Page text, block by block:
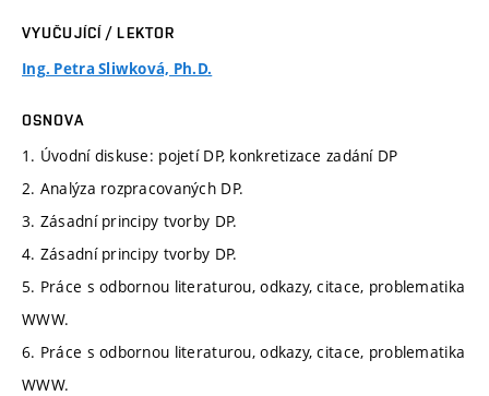
VYUČUJÍCÍ / LEKTOR
Ing. Petra Sliwková, Ph.D.
OSNOVA
1. Úvodní diskuse: pojetí DP, konkretizace zadání DP
2. Analýza rozpracovaných DP.
3. Zásadní principy tvorby DP.
4. Zásadní principy tvorby DP.
5. Práce s odbornou literaturou, odkazy, citace, problematika
WWW.
6. Práce s odbornou literaturou, odkazy, citace, problematika
WWW.